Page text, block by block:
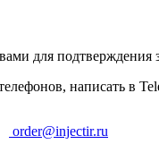
для подтверждения
написать в
order@injectir.ru